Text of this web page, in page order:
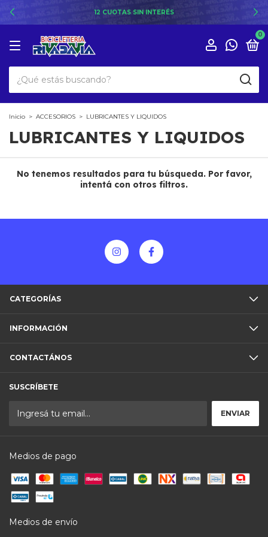
12 CUOTAS SIN INTERÉS
0
Inicio > ACCESORIOS > LUBRICANTES Y LIQUIDOS
LUBRICANTES Y LIQUIDOS
No tenemos resultados para tu búsqueda. Por favor,
intentá con otros filtros.
CATEGORÍAS
INFORMACIÓN
CONTACTÁNOS
SUSCRÍBETE
Medios de pago
Medios de envío